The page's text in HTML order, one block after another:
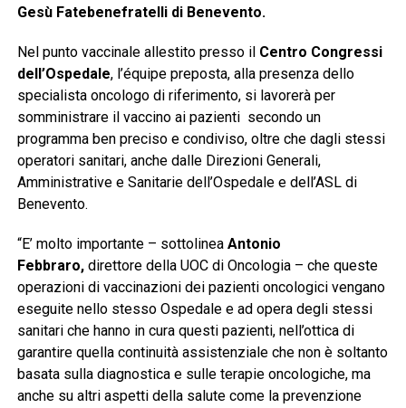
Gesù Fatebenefratelli di Benevento.
Nel punto vaccinale allestito presso il Centro Congressi
dell’Ospedale, l’équipe preposta, alla presenza dello
specialista oncologo di riferimento, si lavorerà per
somministrare il vaccino ai pazienti secondo un
programma ben preciso e condiviso, oltre che dagli stessi
operatori sanitari, anche dalle Direzioni Generali,
Amministrative e Sanitarie dell’Ospedale e dell’ASL di
Benevento.
“E’ molto importante – sottolinea Antonio
Febbraro,direttore della UOC di Oncologia – che queste
operazioni di vaccinazioni dei pazienti oncologici vengano
eseguite nello stesso Ospedale e ad opera degli stessi
sanitari che hanno in cura questi pazienti, nell’ottica di
garantire quella continuità assistenziale che non è soltanto
basata sulla diagnostica e sulle terapie oncologiche, ma
anche su altri aspetti della salute come la prevenzione